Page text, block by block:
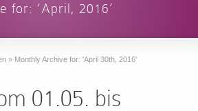
for: ‘April, 2016’
» Monthly Archive for: 'April 30th, 2016'
01.05. bis